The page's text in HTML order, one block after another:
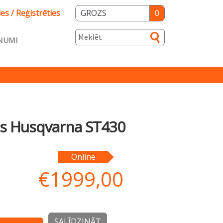
/ Reģistrēties GROZS 0
Salidzini.lv
Husqvarna ST430
Online
€1999,00